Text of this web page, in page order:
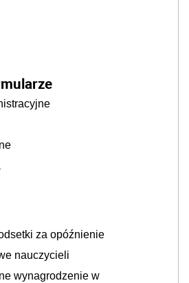
za opóźnienie
nauczycieli
wynagrodzenie w